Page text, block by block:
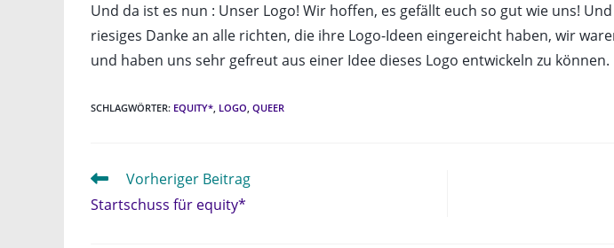
Und da ist es nun : Unser Logo! Wir hoffen, es gefällt euch so gut wie uns!
riesiges Danke an alle richten, die ihre Logo-Ideen eingereicht haben, wir
und haben uns sehr gefreut aus einer Idee dieses Logo entwickeln zu können.
SCHLAGWÖRTER: EQUITY*, LOGO, QUEER
Weitere
ansehen
Vorheriger Beitrag
Startschuss für equity*